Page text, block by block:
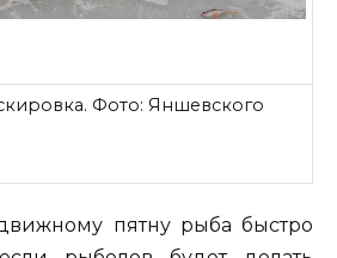
Фото: Яншевского
пятну рыба быстро